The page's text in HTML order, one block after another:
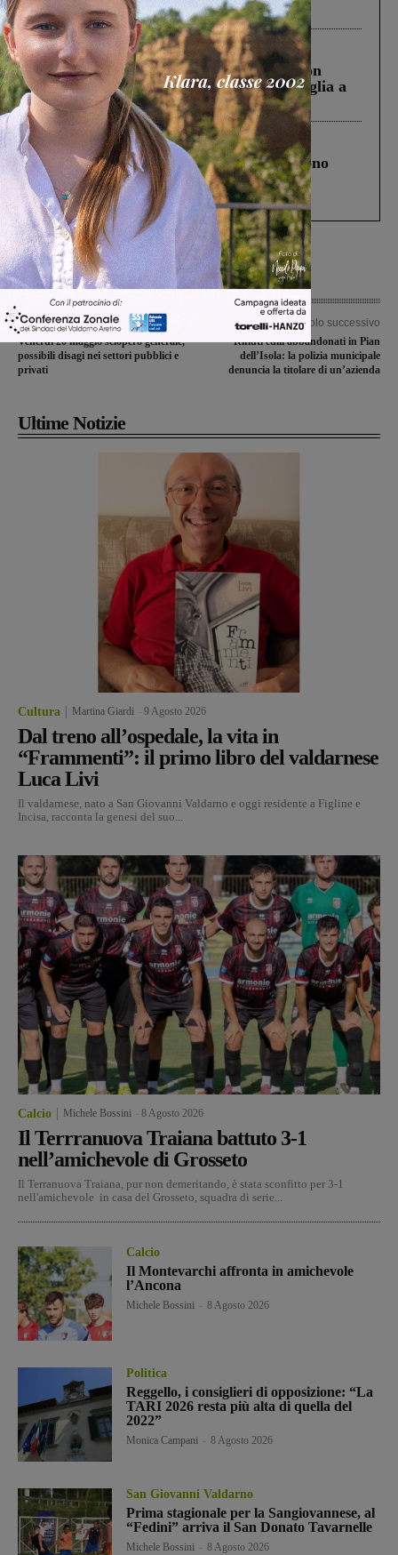
ringraziamento al Governo”
Cronaca 3 Agosto 2026
Scomparso da una struttura di Castiglion
Fiorentino l’uomo che aveva ucciso la figlia a
Levane nel 2020
Cronaca 4 Agosto 2026
Un anno fa la strage in A1 in cui morirono
Gianni, Giulia e Franco. Lo schianto, il
processo, lo stop ai sorpassi fra tir....
Articolo precedente
Venerdì 20 maggio sciopero generale,
possibili disagi nei settori pubblici e
privati
Articolo successivo
Rifiuti edili abbandonati in Pian
dell’Isola: la polizia municipale
denuncia la titolare di un’azienda
Ultime Notizie
Cultura Martina Giardi 9 Agosto 2026
Dal treno all’ospedale, la vita in
“Frammenti”: il primo libro del valdarnese
Luca Livi
Il valdarnese, nato a San Giovanni Valdarno e oggi residente a Figline e
Incisa, racconta la genesi del suo...
Calcio Michele Bossini 8 Agosto 2026
Il Terrranuova Traiana battuto 3-1
nell’amichevole di Grosseto
Il Terranuova Traiana, pur non demeritando, è stata sconfitto per 3-1
nell'amichevole in casa del Grosseto, squadra di serie...
Calcio
Il Montevarchi affronta in amichevole
l’Ancona
Michele Bossini 8 Agosto 2026
Politica
Reggello, i consiglieri di opposizione: “La
TARI 2026 resta più alta di quella del
2022”
Monica Campani 8 Agosto 2026
San Giovanni Valdarno
Prima stagionale per la Sangiovannese, al
“Fedini” arriva il San Donato Tavarnelle
Michele Bossini 8 Agosto 2026